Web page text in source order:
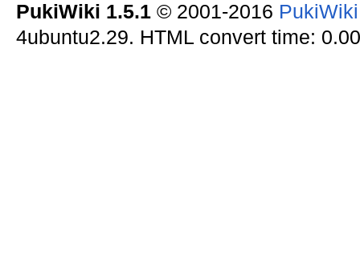
PukiWiki 1.5.1© 2001-2016
4ubuntu2.29. HTML convert time: